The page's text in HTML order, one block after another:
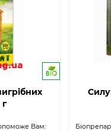
г
Вам: